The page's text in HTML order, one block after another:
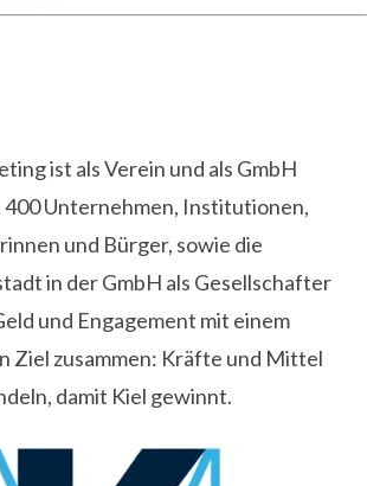
ist als Verein und als GmbH
Unternehmen, Institutionen,
und Bürger, sowie die
in der GmbH als Gesellschafter
und Engagement mit einem
Ziel zusammen: Kräfte und Mittel
damit Kiel gewinnt.